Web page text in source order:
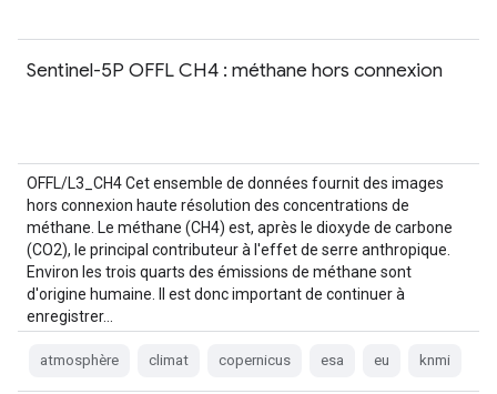
Sentinel-5P OFFL CH4 : méthane hors connexion
OFFL/L3_CH4 Cet ensemble de données fournit des images
hors connexion haute résolution des concentrations de
méthane. Le méthane (CH4) est, après le dioxyde de carbone
(CO2), le principal contributeur à l'effet de serre anthropique.
Environ les trois quarts des émissions de méthane sont
d'origine humaine. Il est donc important de continuer à
enregistrer…
atmosphère climat copernicus esa eu knmi